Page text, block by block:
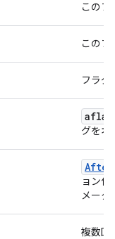
この
この
フラグ
グをオ
After
ョン
メータ
複数回